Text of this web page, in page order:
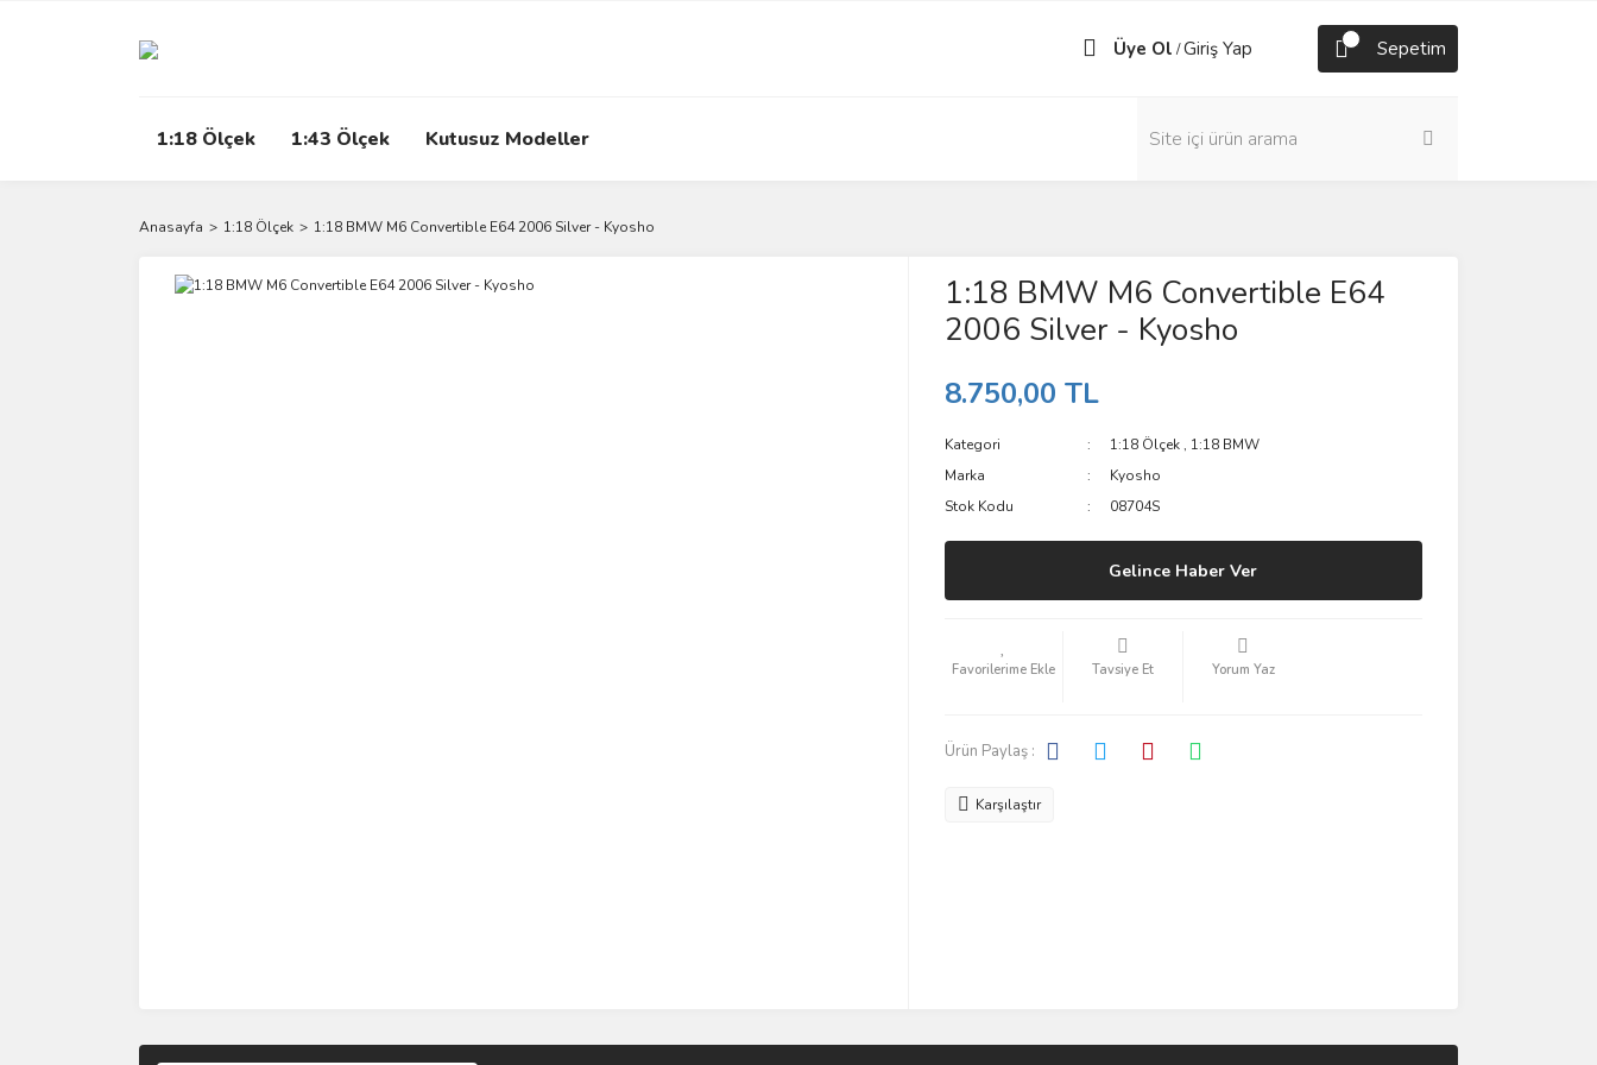
Üye Ol /Giriş Yap Sepetim
1:18 Ölçek 1:43 Ölçek Kutusuz Modeller
Anasayfa 1:18 Ölçek 1:18 BMW M6 Convertible E64 2006 Silver - Kyosho
1:18 BMW M6 Convertible E64
2006 Silver - Kyosho
8.750,00 TL
Kategori 1:18 Ölçek , 1:18 BMW
Marka
Kyosho
Stok Kodu
08704S
Gelince Haber Ver
Tavsiye Et Yorum Yaz
Ürün Paylaş :
Karşılaştır